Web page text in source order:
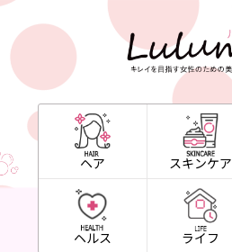
ヘア スキンケア
ヘルス ライフ